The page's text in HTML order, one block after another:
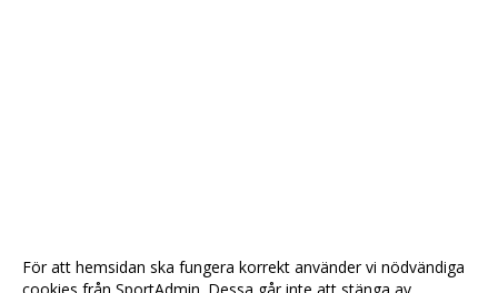
För att hemsidan ska fungera korrekt använder vi nödvändiga